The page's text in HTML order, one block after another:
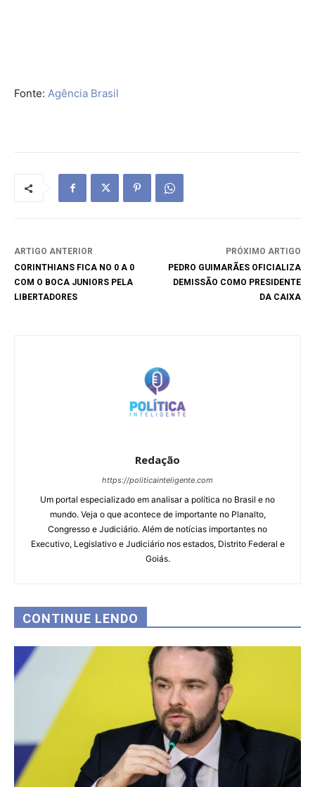
Fonte: Agência Brasil
ARTIGO ANTERIOR
CORINTHIANS FICA NO 0 A 0
COM O BOCA JUNIORS PELA
LIBERTADORES
PRÓXIMO ARTIGO
PEDRO GUIMARÃES OFICIALIZA
DEMISSÃO COMO PRESIDENTE
DA CAIXA
Redação
https://politicainteligente.com
Um portal especializado em analisar a política no Brasil e no
mundo. Veja o que acontece de importante no Planalto,
Congresso e Judiciário. Além de notícias importantes no
Executivo, Legislativo e Judiciário nos estados, Distrito Federal e
Goiás.
CONTINUE LENDO